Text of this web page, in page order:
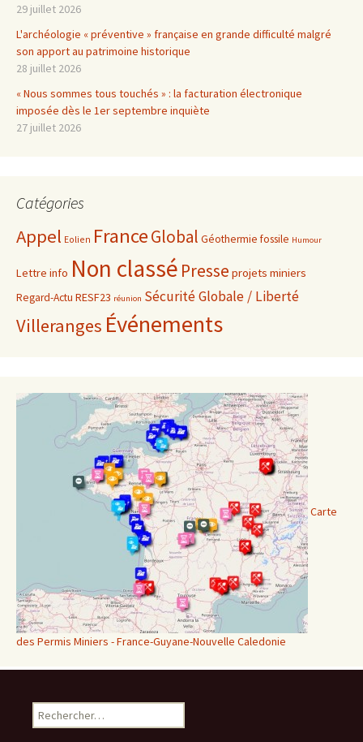
29 juillet 2026
L'archéologie « préventive » française en grande difficulté malgré
son apport au patrimoine historique
28 juillet 2026
« Nous sommes tous touchés » : la facturation électronique
imposée dès le 1er septembre inquiète
27 juillet 2026
Catégories
Appel Eolien FranceGlobal Géothermie fossile Humour
Lettre info Non classé Presse projets miniers
Regard-Actu RESF23 réunion Sécurité Globale / Liberté
Villeranges Événements
Carte
des Permis Miniers - France-Guyane-Nouvelle Caledonie
Rechercher :